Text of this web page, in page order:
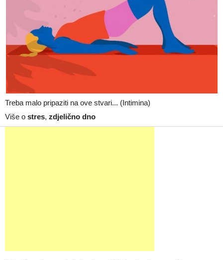
Treba malo pripaziti na ove stvari... (Intimina)
Više o stres, zdjelično dno